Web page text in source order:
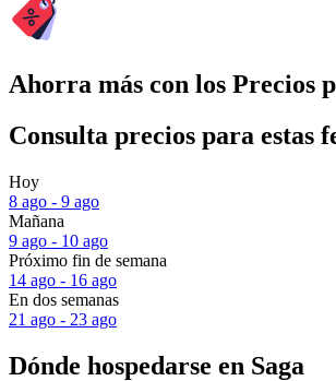
Ahorra más con los Precios
Consulta precios para estas
Hoy
8 ago - 9 ago
Mañana
9 ago - 10 ago
Próximo fin de semana
14 ago - 16 ago
En dos semanas
21 ago - 23 ago
Dónde hospedarse en Saga